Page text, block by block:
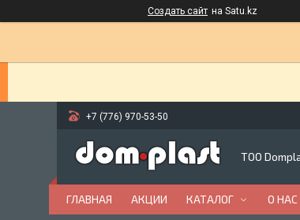
Создать сайт на Satu.kz
+7 (776) 970-53-50
ТОО
ГЛАВНАЯ АКЦИИ КАТАЛОГ О НАС